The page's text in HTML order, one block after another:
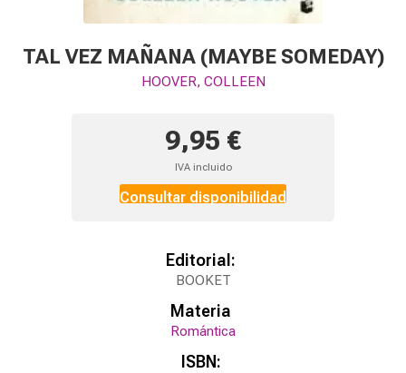
TAL VEZ MAÑANA (MAYBE SOMEDAY)
HOOVER, COLLEEN
9,95 €
IVA incluido
Consultar disponibilidad
Editorial:
BOOKET
Materia
Romántica
ISBN: